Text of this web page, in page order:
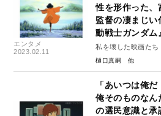
エンタメ
2023.02.11
性を形作った、
監督の凄まじい
動戦士ガンダム
私を壊した映画た
樋口真嗣
「あいつは俺
俺そのものなん
の選民意識と承